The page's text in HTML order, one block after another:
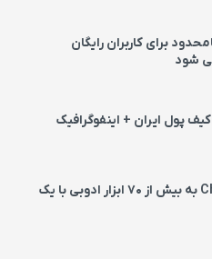
برای کاربران رایگان
پول ایران + اینفوگرافیک
دسترسی ChatGPT به بیش از ۷۰ ابزار ادوبی با یک